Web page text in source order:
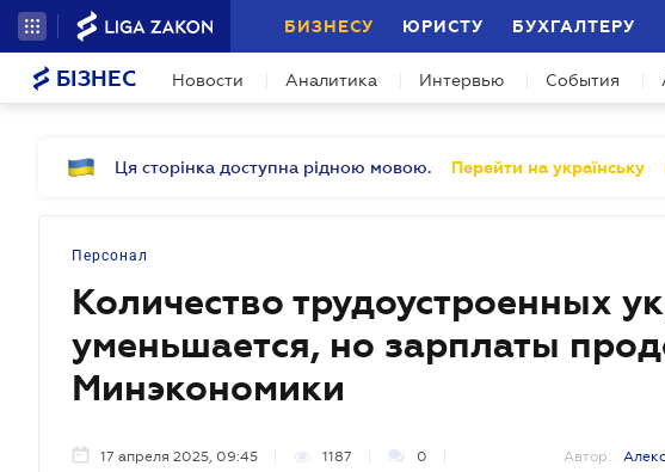
БИЗНЕСУ ЮРИСТУ БУХГАЛТЕРУ
БІЗНЕС Новости Аналитика Интервью События
Ця сторінка доступна рідною мовою. Перейти на українську
Персонал
Количество трудоустроенных
уменьшается, но зарплаты
Минэкономики
17 апреля 2025, 09:45 1187 0 Автор: